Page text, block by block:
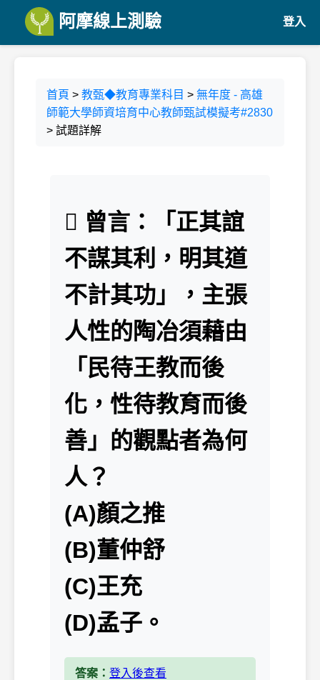
阿摩線上測驗 登入
首頁 > 教甄◆教育專業科目 > 無年度 - 高雄
師範大學師資培育中心教師甄試模擬考#2830
> 試題詳解
 曾言：「正其誼
不謀其利，明其道
不計其功」，主張
人性的陶冶須藉由
「民待王教而後
化，性待教育而後
善」的觀點者為何
人？
(A)顏之推
(B)董仲舒
(C)王充
(D)孟子。
答案： 登入後查看